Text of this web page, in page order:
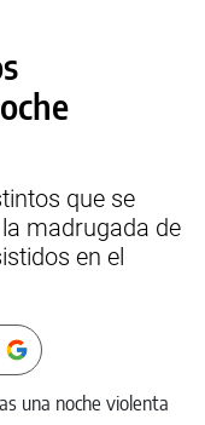
que se
madrugada de
en el